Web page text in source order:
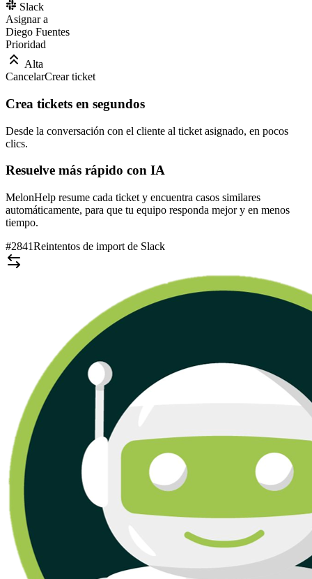
Slack
Asignar a
Diego Fuentes
Prioridad
Alta
CancelarCrear ticket
Crea tickets en segundos
Desde la conversación con el cliente al ticket asignado, en pocos
clics.
Resuelve más rápido con IA
MelonHelp resume cada ticket y encuentra casos similares
automáticamente, para que tu equipo responda mejor y en menos
tiempo.
#2841Reintentos de import de Slack